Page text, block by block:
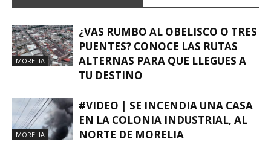
MORELIA
¿VAS RUMBO AL OBELISCO O TRES
PUENTES? CONOCE LAS RUTAS
ALTERNAS PARA QUE LLEGUES A
TU DESTINO
MORELIA
#VIDEO | SE INCENDIA UNA CASA
EN LA COLONIA INDUSTRIAL, AL
NORTE DE MORELIA